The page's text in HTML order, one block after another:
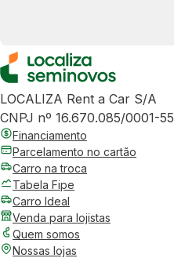
LOCALIZA Rent a Car S/A
CNPJ nº 16.670.085/0001-55
Financiamento
Parcelamento no cartão
Carro na troca
Tabela Fipe
Carro Ideal
Venda para lojistas
Quem somos
Nossas lojas